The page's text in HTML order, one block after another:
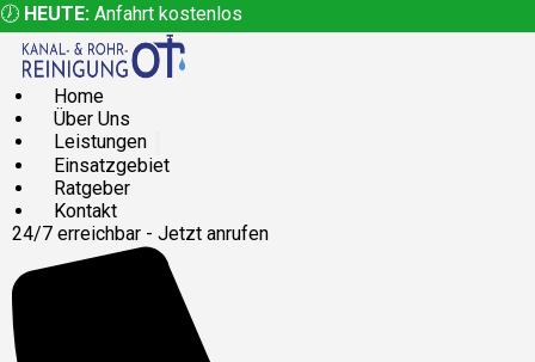
🕖 HEUTE: Anfahrt kostenlos
Home
Über Uns
Leistungen
Einsatzgebiet
Ratgeber
Kontakt
24/7 erreichbar - Jetzt anrufen